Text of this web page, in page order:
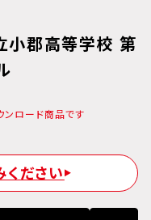
小郡高等学校 第
ンロード商品です
ださい